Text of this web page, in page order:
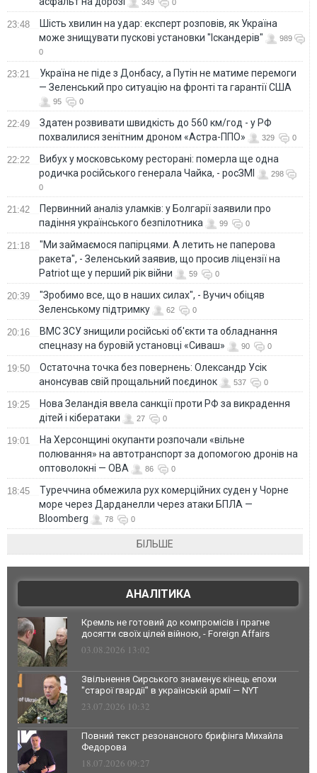
349 0
23:48
Шість хвилин на удар: експерт розповів, як Україна
може знищувати пускові установки "Іскандерів"
989
0
23:21
Україна не піде з Донбасу, а Путін не матиме перемоги
— Зеленський про ситуацію на фронті та гарантії США
95 0
22:49
Здатен розвивати швидкість до 560 км/год - у РФ
похвалилися зенітним дроном «Астра-ППО»
329 0
22:22
Вибух у московському ресторані: померла ще одна
родичка російського генерала Чайка, - росЗМІ
298
0
21:42
Первинний аналіз уламків: у Болгарії заявили про
падіння українського безпілотника
99 0
21:18
"Ми займаємося папірцями. А летить не паперова
ракета", - Зеленський заявив, що просив ліцензії на
Patriot ще у перший рік війни
59 0
20:39
"Зробимо все, що в наших силах", - Вучич обіцяв
Зеленському підтримку
62 0
20:16
ВМС ЗСУ знищили російські об'єкти та обладнання
спецназу на буровій установці «Сиваш»
90 0
19:50
Остаточна точка без повернень: Олександр Усік
анонсував свій прощальний поєдинок
537 0
19:25
Нова Зеландія ввела санкції проти РФ за викрадення
дітей і кібератаки
27 0
19:01
На Херсонщині окупанти розпочали «вільне
полювання» на автотранспорт за допомогою дронів на
оптоволокні — ОВА
86 0
18:45
Туреччина обмежила рух комерційних суден у Чорне
море через Дарданелли через атаки БПЛА —
Bloomberg
78 0
БІЛЬШЕ
АНАЛІТИКА
Кремль не готовий до компромісів і прагне
досягти своїх цілей війною, - Foreign Affairs
03.08.2026 13:02
Звільнення Сирського знаменує кінець епохи
"старої гвардії" в українській армії — NYT
23.07.2026 10:32
Повний текст резонансного брифінга Михайла
Федорова
18.07.2026 09:27